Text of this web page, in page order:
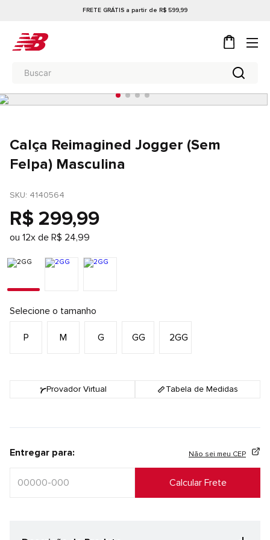
FRETE GRÁTIS a partir de R$ 599,99
Calça Reimagined Jogger (Sem
Felpa) Masculina
SKU: 4140564
R$ 299,99
ou 12x de R$ 24,99
Selecione o tamanho
2GG
G GG
M
P
Provador Virtual Tabela de Medidas
Entregar para: Não sei meu CEP